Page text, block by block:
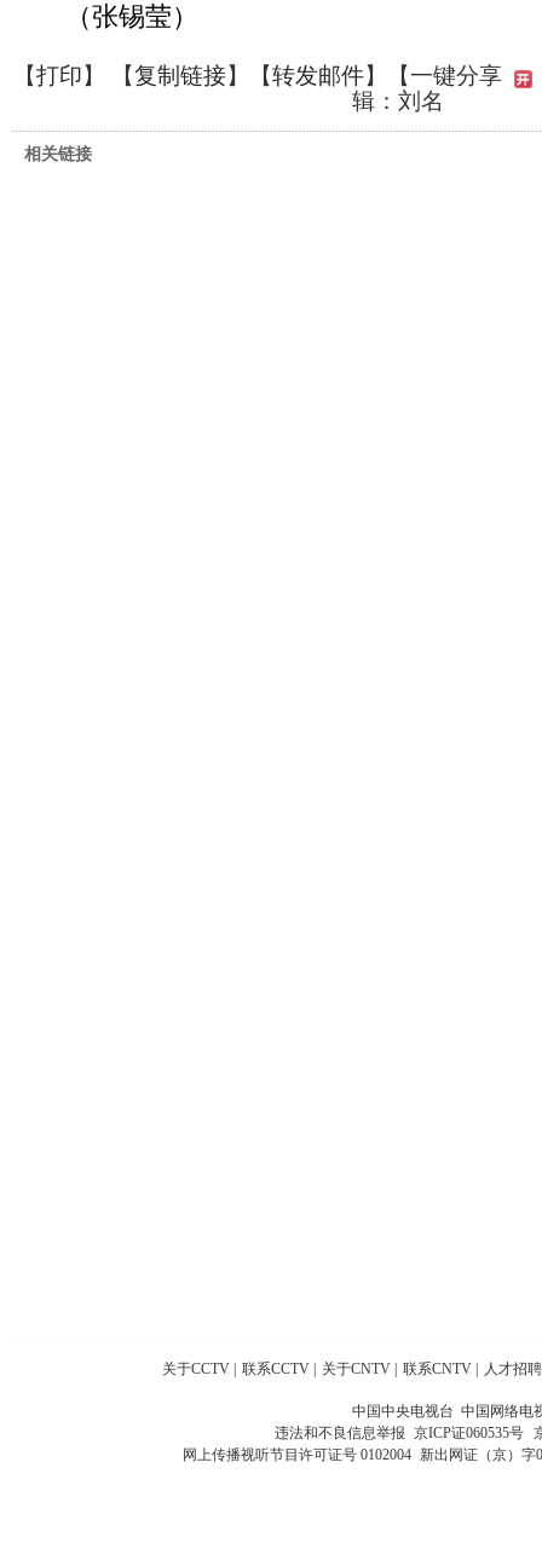
（张锡莹）
【打印】 【复制链接】【转发邮件】
【一键分享
辑：刘名
相关链接
关于CCTV 联系CCTV 关于CNTV 联系CNTV 人才招聘
中国中央电视台 中国网络电
违法和不良信息举报 京ICP证060535号
网上传播视听节目许可证号 0102004 新出网证（京）